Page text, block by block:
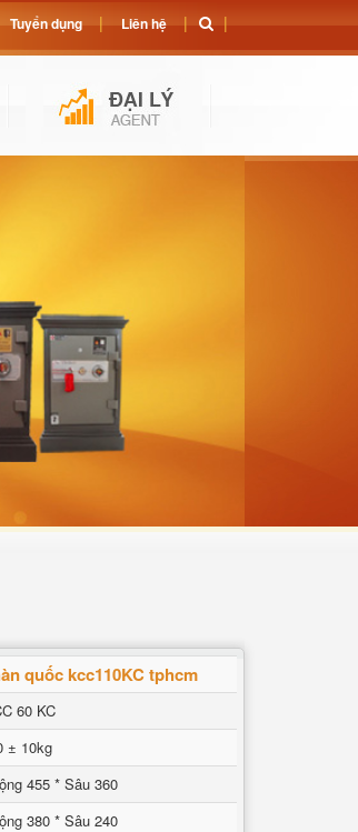
quốc kcc110KC tphcm
60 KC
± 10kg
455 * Sâu 360
380 * Sâu 240
Tuyển dụng Liên hệ